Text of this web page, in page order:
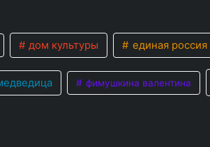
дом культуры единая россия
фимушкина валентина